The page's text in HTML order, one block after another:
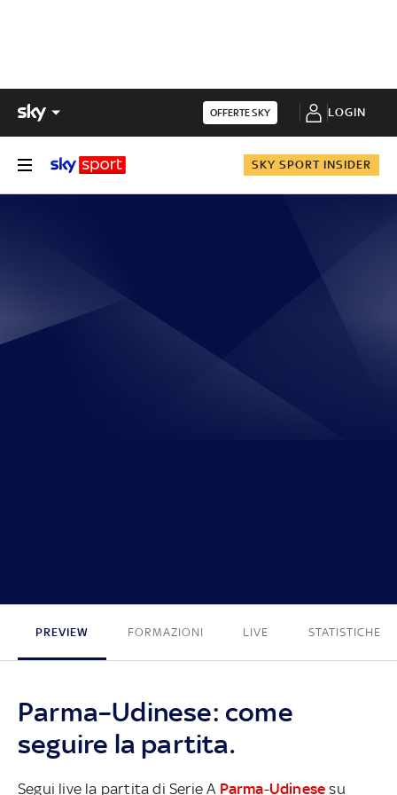
OFFERTE SKY LOGIN
SKY SPORT INSIDER
PREVIEW FORMAZIONI LIVE STATISTICHE
Parma–Udinese: come
seguire la partita.
Segui live la partita di Serie A Parma-Udinese su